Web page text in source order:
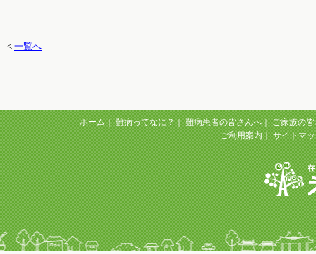
< 一覧へ
ホーム｜ 難病ってなに？｜ 難病患者の皆さんへ｜ ご家族の
ご利用案内｜ サイトマ